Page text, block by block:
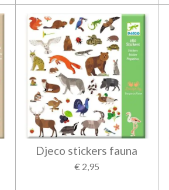
Djeco stickers fauna
€ 2,95